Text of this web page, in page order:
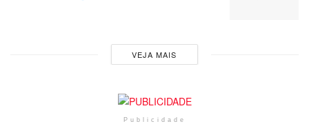
VEJA MAIS
Publicidade